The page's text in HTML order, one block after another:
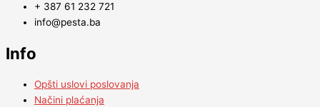
+ 387 61 232 721
info@pesta.ba
Info
Opšti uslovi poslovanja
Načini plaćanja